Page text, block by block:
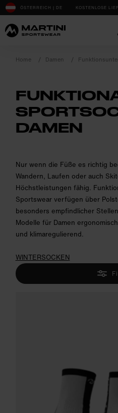
sr.Table Of Content
ÖSTERREICH | DE KOSTENLOSE
Home Damen
DAMEN
Nur wenn die Füße es richtig
Wandern, Laufen oder auch
Höchstleistungen fähig.
Sportswear verfügen über
besonders empfindlicher
Modelle für Damen
und klimaregulierend.
WINTERSOCKEN